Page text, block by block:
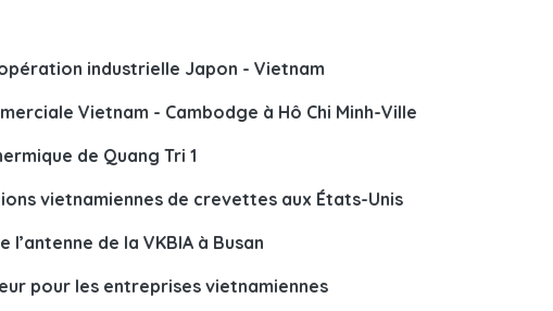
industrielle Japon - Vietnam
Vietnam - Cambodge à Hô Chi Minh-Ville
de Quang Tri 1
vietnamiennes de crevettes aux États-Unis
de la VKBIA à Busan
pour les entreprises vietnamiennes